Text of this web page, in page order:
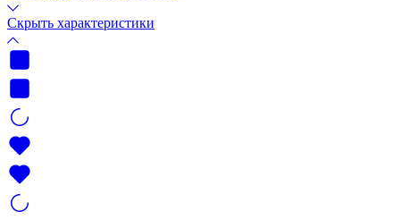
Скрыть характеристики